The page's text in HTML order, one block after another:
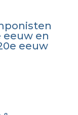
eeuw en
eeuw